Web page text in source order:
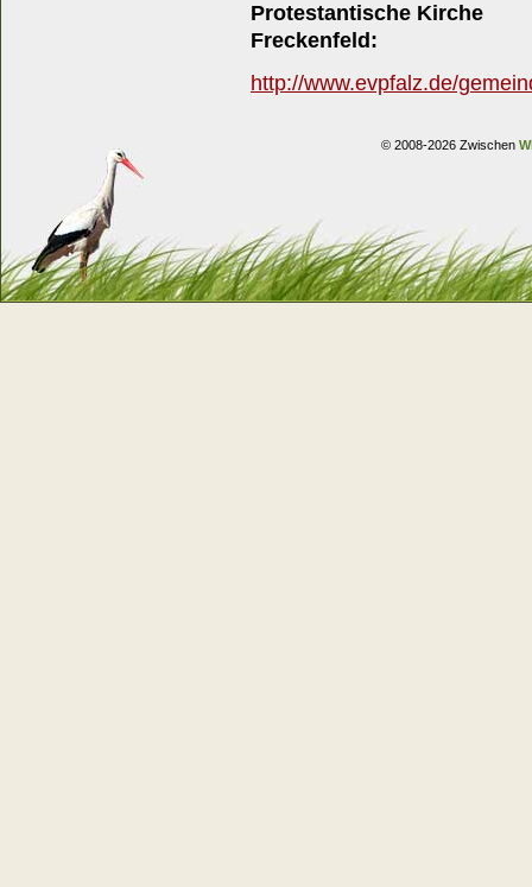
Protestantische Kirche
Freckenfeld:
http://www.evpfalz.de/
© 2008-2026 Zwischen